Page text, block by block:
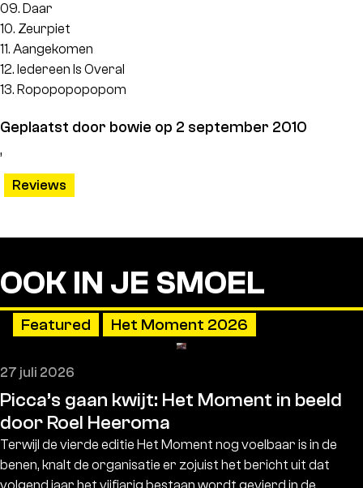
09. Daar
10. Zeurpiet
11. Aangekomen
12. Iedereen Is Overal
13. Ropopopopopom
Geplaatst door bowie op 2 september 2010
,
Reviews
OOK IN JE SMOEL
27 juli 2026
Featured Het Moment 2026
Picca’s gaan kwijt: Het Moment in beeld
door Roel Heeroma
Terwijl de vierde editie Het Moment nog voelbaar is in de
benen, knalt de organisatie er zojuist het bericht uit dat